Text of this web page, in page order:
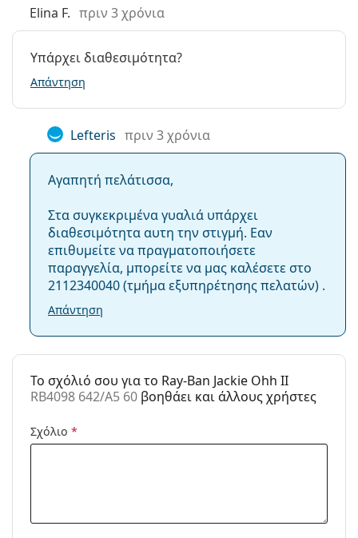
Κατηγορία:
Γυαλιά Ηλίου Επώνυμες Μάρκες
Μάρκα:
Ray-Ban
Χρήση:
Μόδα
Προϊόντος /
Μοντέλο:
συνταγή:
Όχι
Elina F. πριν 3 χρόνια
Υπάρχει διαθεσιμότητα?
Απάντηση
Lefteris πριν 3 χρόνια
Αγαπητή πελάτισσα,
Στα συγκεκριμένα γυαλιά υπάρχει
διαθεσιμότητα αυτη την στιγμή. Εαν
επιθυμείτε να πραγματοποιήσετε
παραγγελία, μπορείτε να μας καλέσετε στο
2112340040 (τμήμα εξυπηρέτησης πελατών) .
Απάντηση
To σχόλιό σου για το Ray-Ban Jackie Ohh II
RB4098 642/A5 60 βοηθάει και άλλους χρήστες
Σχόλιο *